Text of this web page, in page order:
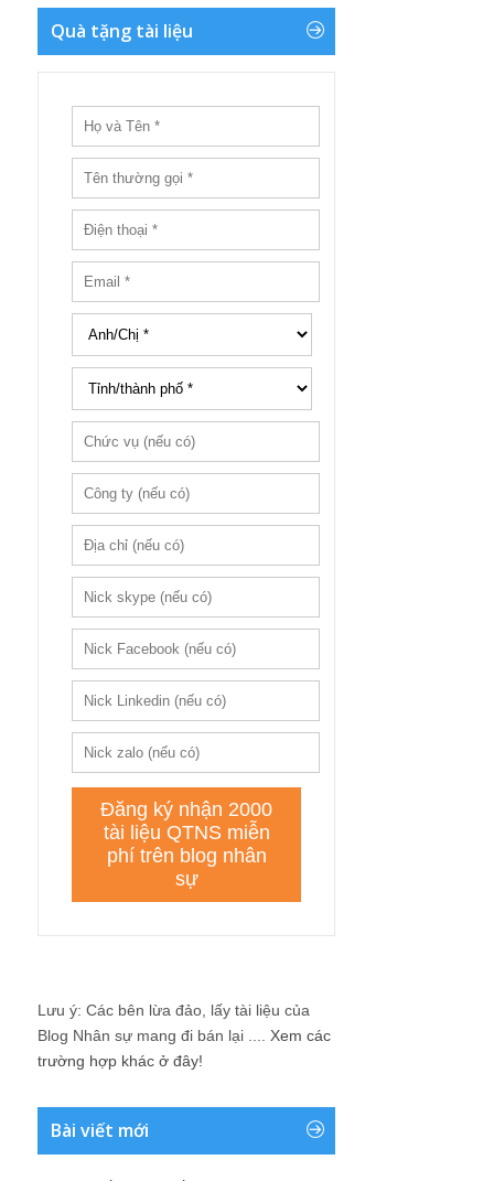
Quà tặng tài liệu
Lưu ý: Các bên lừa đảo, lấy tài liệu của
Blog Nhân sự mang đi bán lại .... Xem các
trường hợp khác ở đây!
Bài viết mới